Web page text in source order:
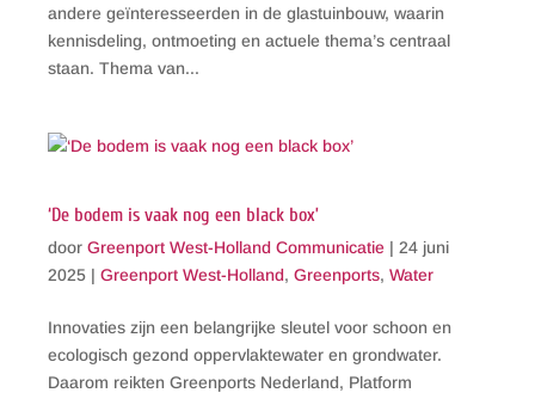
andere geïnteresseerden in de glastuinbouw, waarin
kennisdeling, ontmoeting en actuele thema’s centraal
staan. Thema van...
‘De bodem is vaak nog een black box’
doorGreenport West-Holland Communicatie | 24 juni
2025 |Greenport West-Holland,Greenports,Water
Innovaties zijn een belangrijke sleutel voor schoon en
ecologisch gezond oppervlaktewater en grondwater.
Daarom reikten Greenports Nederland, Platform